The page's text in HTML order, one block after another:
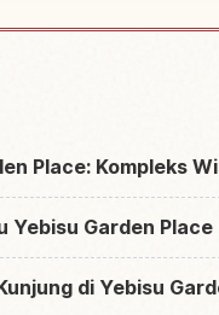
Place: Kompleks
Yebisu Garden
di Yebisu